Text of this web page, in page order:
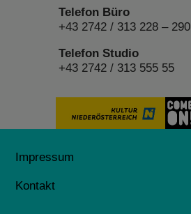
Telefon Büro
+43 2742 / 313 228 – 290
Telefon Studio
+43 2742 / 313 555 55
Impressum
Kontakt